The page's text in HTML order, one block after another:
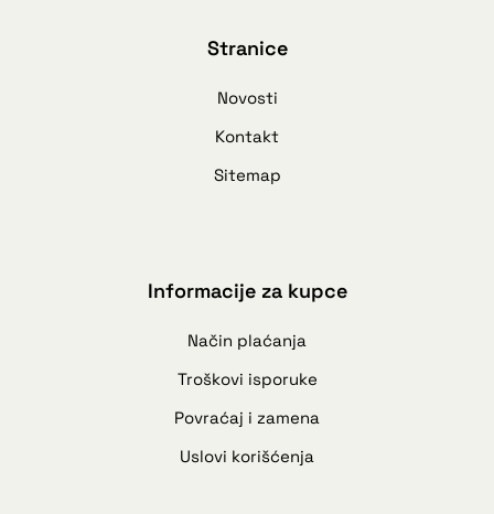
Stranice
Novosti
Kontakt
Sitemap
Informacije za kupce
Način plaćanja
Troškovi isporuke
Povraćaj i zamena
Uslovi korišćenja